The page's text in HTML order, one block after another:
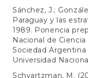
Sánchez, J.;
Paraguay y las
1989. Ponencia
Nacional de
Sociedad
Universidad
Schvartzman, M.